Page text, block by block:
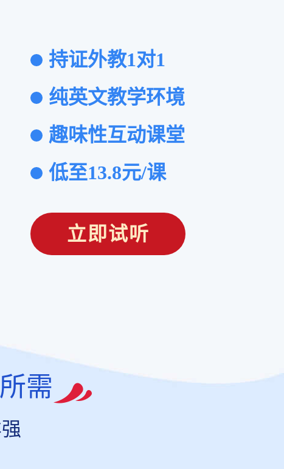
持证外教1对1
纯英文教学环境
趣味性互动课堂
低至13.8元/课
立即试听
需